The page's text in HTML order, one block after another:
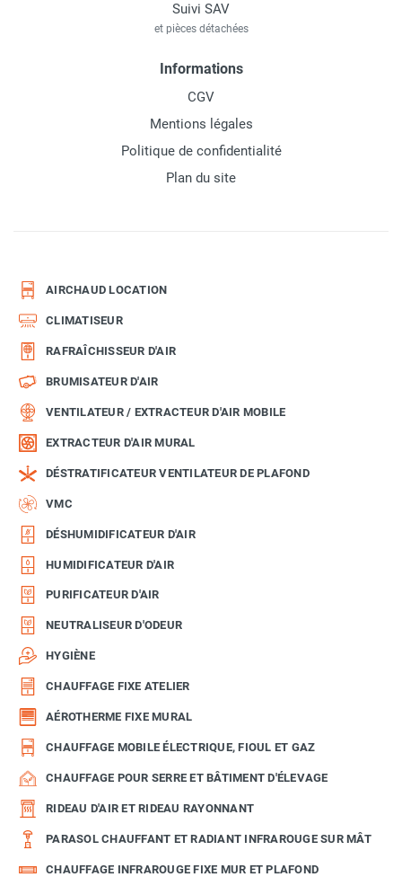
Suivi SAV
et pièces détachées
Informations
CGV
Mentions légales
Politique de confidentialité
Plan du site
AIRCHAUD LOCATION
CLIMATISEUR
RAFRAÎCHISSEUR D'AIR
BRUMISATEUR D'AIR
VENTILATEUR / EXTRACTEUR D'AIR MOBILE
EXTRACTEUR D'AIR MURAL
DÉSTRATIFICATEUR VENTILATEUR DE PLAFOND
VMC
DÉSHUMIDIFICATEUR D'AIR
HUMIDIFICATEUR D'AIR
PURIFICATEUR D'AIR
NEUTRALISEUR D'ODEUR
HYGIÈNE
CHAUFFAGE FIXE ATELIER
AÉROTHERME FIXE MURAL
CHAUFFAGE MOBILE ÉLECTRIQUE, FIOUL ET GAZ
CHAUFFAGE POUR SERRE ET BÂTIMENT D'ÉLEVAGE
RIDEAU D'AIR ET RIDEAU RAYONNANT
PARASOL CHAUFFANT ET RADIANT INFRAROUGE SUR MÂT
CHAUFFAGE INFRAROUGE FIXE MUR ET PLAFOND